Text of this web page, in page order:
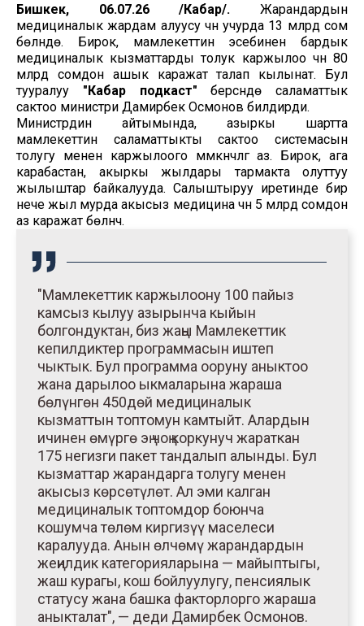
Бишкек, 06.07.26 /Кабар/. Жарандардын
медициналык жардам алуусу үчүн учурда 13 млрд сом
бөлүнүүдө. Бирок, мамлекеттин эсебинен бардык
медициналык кызматтарды толук каржылоо үчүн 80
млрд сомдон ашык каражат талап кылынат. Бул
тууралуу "Кабар подкаст" берүүсүндө саламаттык
сактоо министри Дамирбек Осмонов билдирди.
Министрдин айтымында, азыркы шартта
мамлекеттин саламаттыкты сактоо системасын
толугу менен каржылоого мүмкүнчүлүгү аз. Бирок, ага
карабастан, акыркы жылдары тармакта олуттуу
жылыштар байкалууда. Салыштыруу иретинде бир
нече жыл мурда акысыз медицина үчүн 5 млрд сомдон
аз каражат бөлүнчү.
"Мамлекеттик каржылоону 100 пайыз
камсыз кылуу азырынча кыйын
болгондуктан, биз жаңы Мамлекеттик
кепилдиктер программасын иштеп
чыктык. Бул программа ооруну аныктоо
жана дарылоо ыкмаларына жараша
бөлүнгөн 450дөй медициналык
кызматтын топтомун камтыйт. Алардын
ичинен өмүргө эң чоң коркунуч жараткан
175 негизги пакет тандалып алынды. Бул
кызматтар жарандарга толугу менен
акысыз көрсөтүлөт. Ал эми калган
медициналык топтомдор боюнча
кошумча төлөм киргизүү маселеси
каралууда. Анын өлчөмү жарандардын
жеңилдик категорияларына — майыптыгы,
жаш курагы, кош бойлуулугу, пенсиялык
статусу жана башка факторлорго жараша
аныкталат", — деди Дамирбек Осмонов.